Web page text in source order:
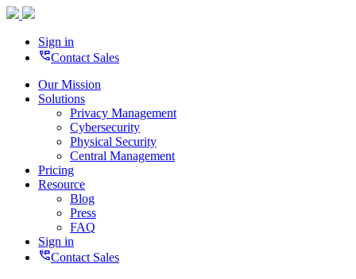
Sign in
perm_phone_msgContact Sales
Our Mission
Solutions
Privacy Management
Cybersecurity
Physical Security
Central Management
Pricing
Resource
Blog
Press
FAQ
Sign in
perm_phone_msgContact Sales